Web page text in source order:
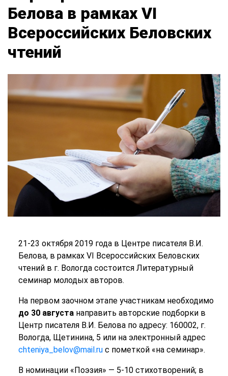
Белова в рамках VI
Всероссийских Беловских
чтений
21-23 октября 2019 года в Центре писателя В.И.
Белова, в рамках VI Всероссийских Беловских
чтений в г. Вологда состоится Литературный
семинар молодых авторов.
На первом заочном этапе участникам необходимо
до 30 августанаправить авторские подборки в
Центр писателя В.И. Белова по адресу: 160002, г.
Вологда, Щетинина, 5 или на электронный адрес
chteniya_belov@mail.ruс пометкой «на семинар».
В номинации «Поэзия» — 5-10 стихотворений; в